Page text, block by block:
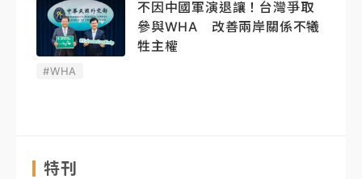
不因中國軍演退讓！台灣爭取
參與WHA 改善兩岸關係不犧
牲主權
#WHA
特刊